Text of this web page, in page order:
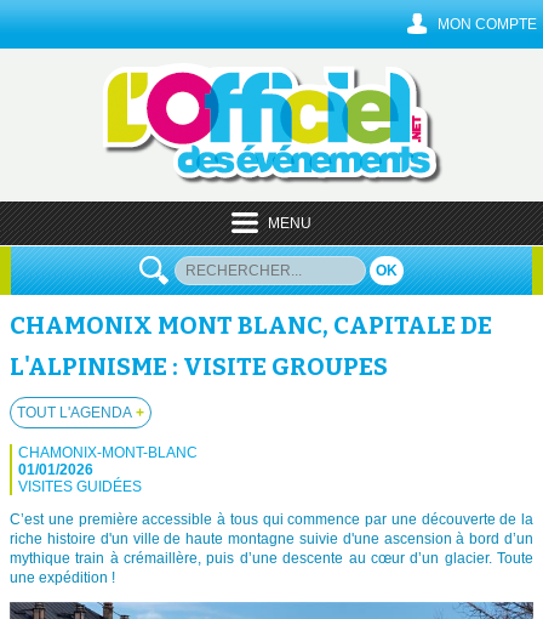
MON COMPTE
MENU
OK
CHAMONIX MONT BLANC, CAPITALE DE
L'ALPINISME : VISITE GROUPES
TOUT L'AGENDA +
CHAMONIX-MONT-BLANC
01/01/2026
VISITES GUIDÉES
C’est une première accessible à tous qui commence par une découverte de la
riche histoire d'un ville de haute montagne suivie d'une ascension à bord d’un
mythique train à crémaillère, puis d’une descente au cœur d’un glacier. Toute
une expédition !